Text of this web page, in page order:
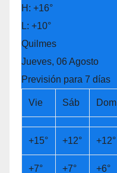
H: +16°
L: +10°
Quilmes
Jueves, 06 Agosto
Previsión para 7 días
Vie Sáb Dom
+15° +12° +12°
+7° +7° +6°